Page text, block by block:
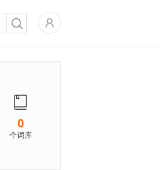
0
个词库